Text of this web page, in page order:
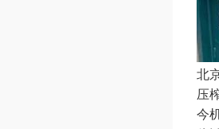
北
压
今